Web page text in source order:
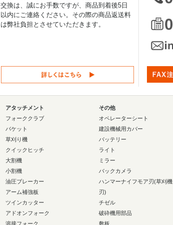
交換は、誠にお手数ですが、商品到着後5日
以内にご連絡ください。その際の商品返送料
は弊社負担とさせていただきます。
アタッチメント
フォーククラブ
バケット
草刈り機
クイックヒッチ
大割機
小割機
油圧ブレーカー
アーム補強板
ツインカッター
アドオンフォーク
溶接フォーク
その他
オペレーターシート
建設機械用カバー
バッテリー
ライト
ミラー
バックカメラ
ハンマーナイフモア刃(草刈機
刃)
チゼル
破砕機用部品
敷板